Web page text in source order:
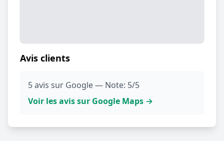
Avis clients
5 avis sur Google — Note: 5/5
Voir les avis sur Google Maps →